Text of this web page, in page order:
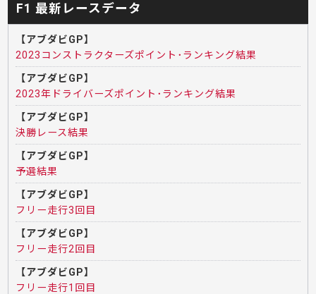
F1 最新レースデータ
【アブダビGP】
2023コンストラクターズポイント･ランキング結果
【アブダビGP】
2023年ドライバーズポイント･ランキング結果
【アブダビGP】
決勝レース結果
【アブダビGP】
予選結果
【アブダビGP】
フリー走行3回目
【アブダビGP】
フリー走行2回目
【アブダビGP】
フリー走行1回目